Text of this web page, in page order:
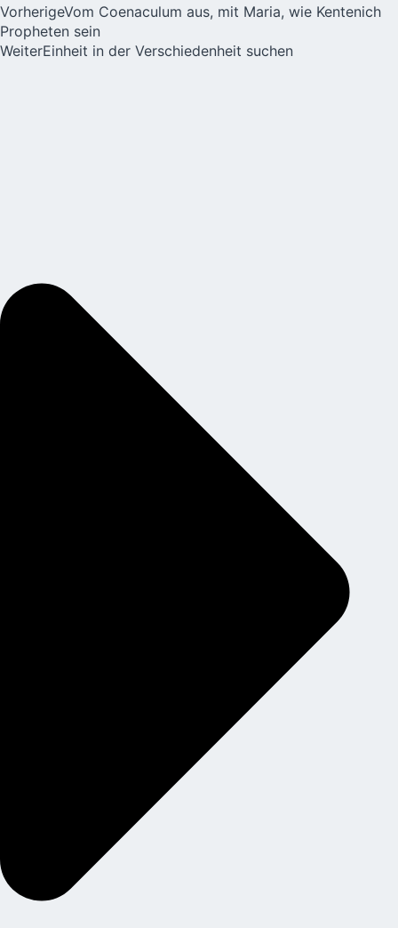
VorherigeVom Coenaculum aus, mit Maria, wie Kentenich
Propheten sein
WeiterEinheit in der Verschiedenheit suchen